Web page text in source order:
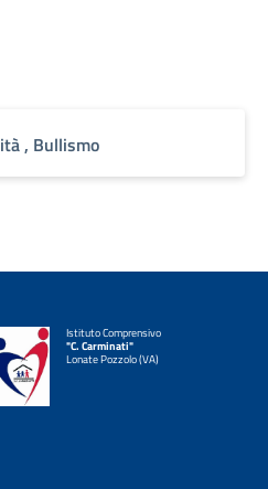
, Bullismo
Istituto Comprensivo
"C. Carminati"
Lonate Pozzolo (VA)